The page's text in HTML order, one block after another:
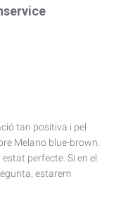
tan positiva i pel
Melano blue-brown.
perfecte. Si en el
estarem